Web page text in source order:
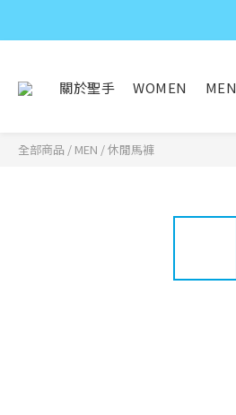
關於聖手 WOMEN MEN
全部商品 / MEN /休閒馬褲